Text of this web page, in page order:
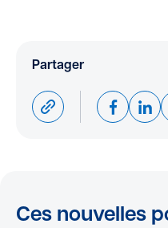
Partager
Ces nouvelles